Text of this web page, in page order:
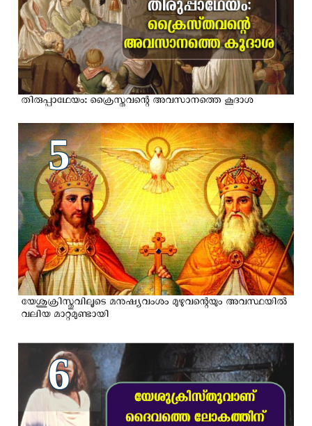
തിരുപ്പാഥേയം: ക്രൈസ്തവന്റെ അവസാനത്തെ കൂദാശ
5
യേശുക്രിസ്തുവിലൂടെ മനുഷ്യവംശം മുഴുവന്റെയും അവസ്ഥയിൽ
വലിയ മാറ്റമുണ്ടായി
6